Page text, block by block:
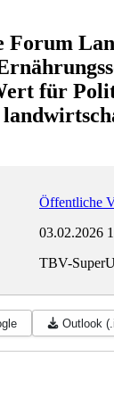
Forum
für
Öffentliche
03.02.2026
TBV-
Outlook